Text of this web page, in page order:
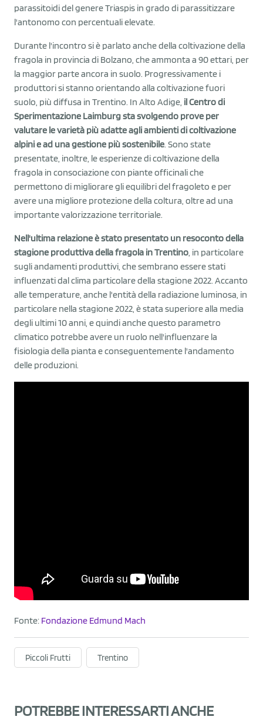
parassitoidi del genere Triaspis in grado di parassitizzare
l'antonomo con percentuali elevate.
Durante l'incontro si è parlato anche della coltivazione della
fragola in provincia di Bolzano, che ammonta a 90 ettari, per
la maggior parte ancora in suolo. Progressivamente i
produttori si stanno orientando alla coltivazione fuori
suolo, più diffusa in Trentino. In Alto Adige, il Centro di
Sperimentazione Laimburg sta svolgendo prove per
valutare le varietà più adatte agli ambienti di coltivazione
alpini e ad una gestione più sostenibile. Sono state
presentate, inoltre, le esperienze di coltivazione della
fragola in consociazione con piante officinali che
permettono di migliorare gli equilibri del fragoleto e per
avere una migliore protezione della coltura, oltre ad una
importante valorizzazione territoriale.
Nell'ultima relazione è stato presentato un resoconto della
stagione produttiva della fragola in Trentino, in particolare
sugli andamenti produttivi, che sembrano essere stati
influenzati dal clima particolare della stagione 2022. Accanto
alle temperature, anche l'entità della radiazione luminosa, in
particolare nella stagione 2022, è stata superiore alla media
degli ultimi 10 anni, e quindi anche questo parametro
climatico potrebbe avere un ruolo nell'influenzare la
fisiologia della pianta e conseguentemente l'andamento
delle produzioni.
Fonte: Fondazione Edmund Mach
Piccoli Frutti Trentino
POTREBBE INTERESSARTI ANCHE